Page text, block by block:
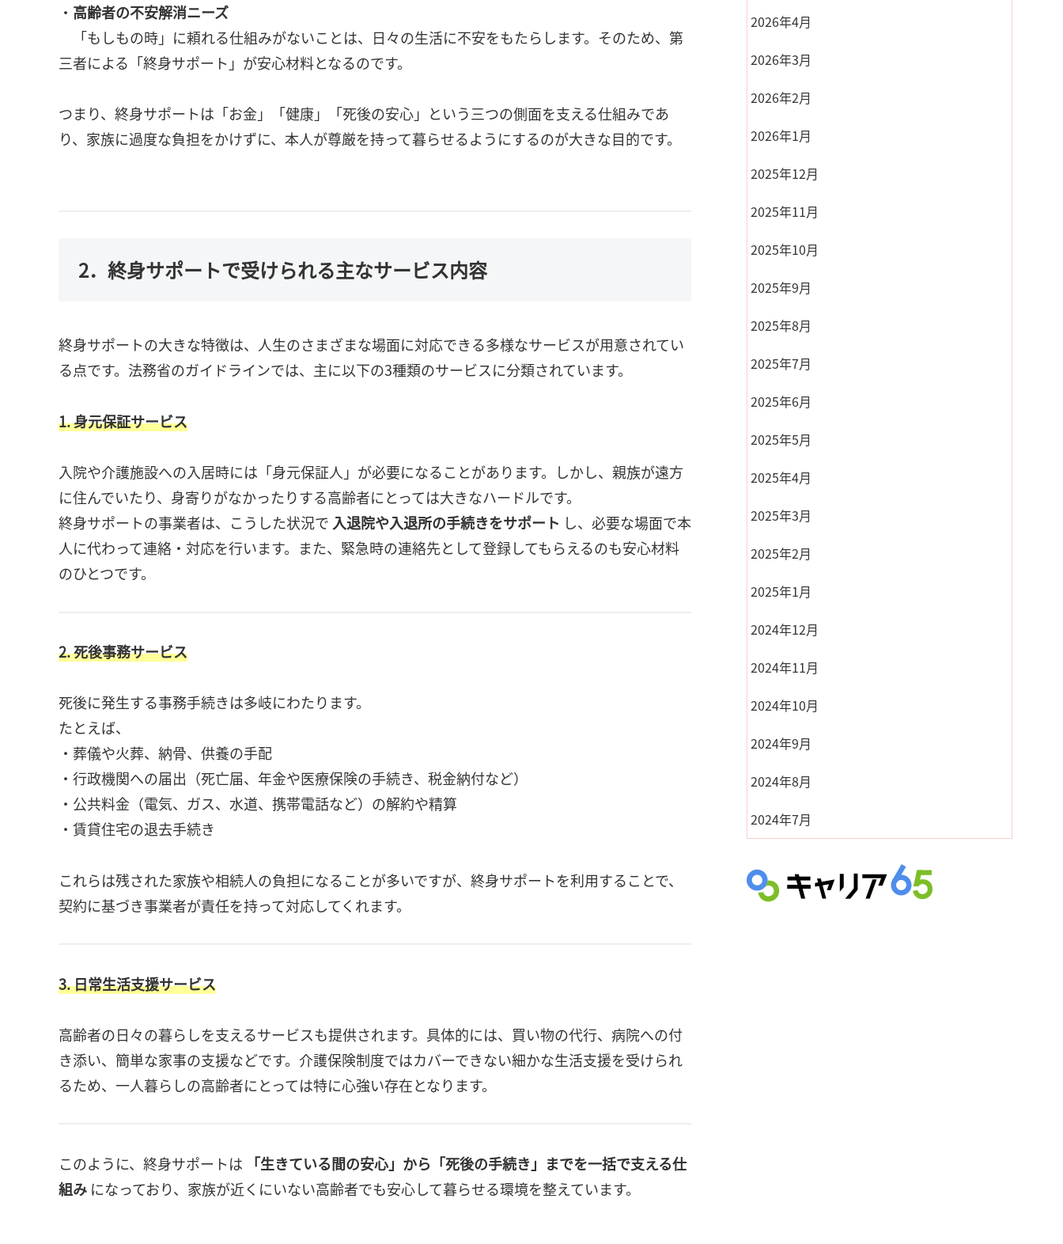
・ 高齢者の不安解消ニーズ
「もしもの時」に頼れる仕組みがないことは、日々の生活に不安をもたらします。そのため、第
三者による「終身サポート」が安心材料となるのです。
つまり、終身サポートは「お金」「健康」「死後の安心」という三つの側面を支える仕組みであ
り、家族に過度な負担をかけずに、本人が尊厳を持って暮らせるようにするのが大きな目的です。
2．終身サポートで受けられる主なサービス内容
終身サポートの大きな特徴は、人生のさまざまな場面に対応できる多様なサービスが用意されてい
る点です。法務省のガイドラインでは、主に以下の3種類のサービスに分類されています。
1. 身元保証サービス
入院や介護施設への入居時には「身元保証人」が必要になることがあります。しかし、親族が遠方
に住んでいたり、身寄りがなかったりする高齢者にとっては大きなハードルです。
終身サポートの事業者は、こうした状況で 入退院や入退所の手続きをサポート し、必要な場面で本
人に代わって連絡・対応を行います。また、緊急時の連絡先として登録してもらえるのも安心材料
のひとつです。
2. 死後事務サービス
死後に発生する事務手続きは多岐にわたります。
たとえば、
・葬儀や火葬、納骨、供養の手配
・行政機関への届出（死亡届、年金や医療保険の手続き、税金納付など）
・公共料金（電気、ガス、水道、携帯電話など）の解約や精算
・賃貸住宅の退去手続き
これらは残された家族や相続人の負担になることが多いですが、終身サポートを利用することで、
契約に基づき事業者が責任を持って対応してくれます。
3. 日常生活支援サービス
高齢者の日々の暮らしを支えるサービスも提供されます。具体的には、買い物の代行、病院への付
き添い、簡単な家事の支援などです。介護保険制度ではカバーできない細かな生活支援を受けられ
るため、一人暮らしの高齢者にとっては特に心強い存在となります。
このように、終身サポートは
「生きている間の安心」から「死後の手続き」までを一括で支える仕
組み になっており、家族が近くにいない高齢者でも安心して暮らせる環境を整えています。
2026年4月
2026年3月
2026年2月
2026年1月
2025年12月
2025年11月
2025年10月
2025年9月
2025年8月
2025年7月
2025年6月
2025年5月
2025年4月
2025年3月
2025年2月
2025年1月
2024年12月
2024年11月
2024年10月
2024年9月
2024年8月
2024年7月